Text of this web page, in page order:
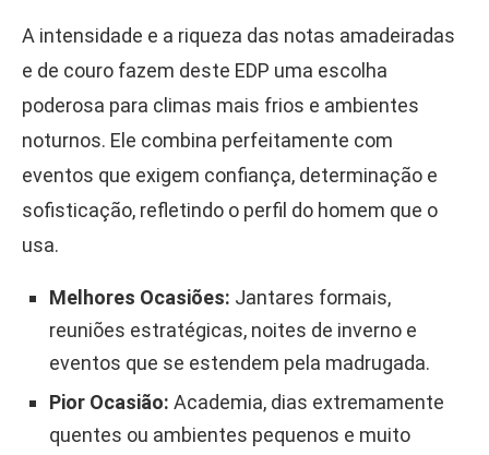
A intensidade e a riqueza das notas amadeiradas
e de couro fazem deste EDP uma escolha
poderosa para climas mais frios e ambientes
noturnos. Ele combina perfeitamente com
eventos que exigem confiança, determinação e
sofisticação, refletindo o perfil do homem que o
usa.
Melhores Ocasiões: Jantares formais,
reuniões estratégicas, noites de inverno e
eventos que se estendem pela madrugada.
Pior Ocasião: Academia, dias extremamente
quentes ou ambientes pequenos e muito